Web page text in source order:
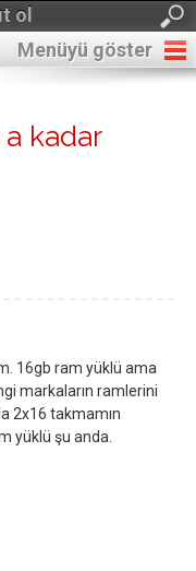
ol
Menüyü göster
kadar
16gb ram yüklü ama
markaların ramlerini
2x16 takmamın
yüklü şu anda.